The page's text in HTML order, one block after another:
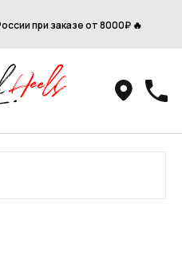
при заказе от 8000₽ 🔥